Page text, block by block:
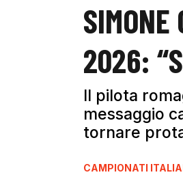
SIMONE
2026:
Il pilota
messaggio
tornare
CAMPIONATI